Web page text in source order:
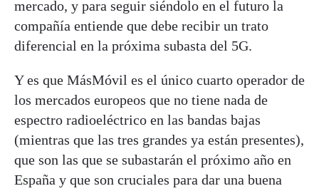
mercado, y para seguir siéndolo en el futuro la
compañía entiende que debe recibir un trato
diferencial en la próxima subasta del 5G.
Y es que MásMóvil es el único cuarto operador de
los mercados europeos que no tiene nada de
espectro radioeléctrico en las bandas bajas
(mientras que las tres grandes ya están presentes),
que son las que se subastarán el próximo año en
España y que son cruciales para dar una buena